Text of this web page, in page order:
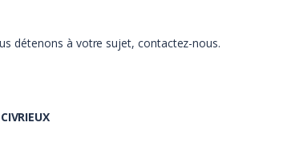
détenons à votre sujet, contactez-nous.